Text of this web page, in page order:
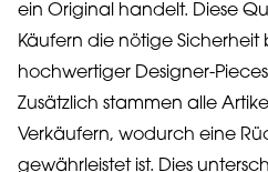
ein Original handelt. Diese
Käufern die nötige Sicherheit
hochwertiger Designer-
Zusätzlich stammen alle
Verkäufern, wodurch eine
gewährleistet ist. Dies